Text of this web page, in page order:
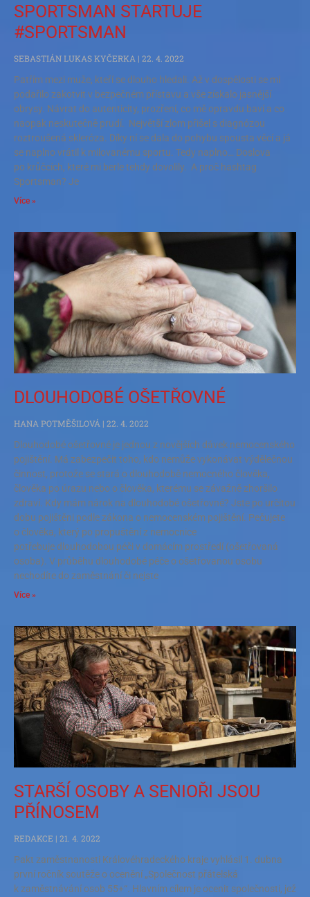
SPORTSMAN STARTUJE
#SPORTSMAN
SEBASTIÁN LUKAS KYČERKA
22. 4. 2022
Patřím mezi muže, kteří se dlouho hledali. Až v dospělosti se mi
podařilo zakotvit v bezpečném přístavu a vše získalo jasnější
obrysy. Návrat do autenticity, prozření, co mě opravdu baví a co
naopak neskutečně prudí. Největší zlom přišel s diagnózou
roztroušená skleróza. Díky ní se dala do pohybu spousta věcí a já
se naplno vrátil k milovanému sportu. Tedy naplno… Doslova
po krůčcích, které mi berle tehdy dovolily. A proč hashtag
Sportsman? Je
Více »
DLOUHODOBÉ OŠETŘOVNÉ
HANA POTMĚŠILOVÁ
22. 4. 2022
Dlouhodobé ošetřovné je jednou z novějších dávek nemocenského
pojištění. Má zabezpečit toho, kdo nemůže vykonávat výdělečnou
činnost, protože se stará o dlouhodobě nemocného člověka,
člověka po úrazu nebo o člověka, kterému se závažně zhoršilo
zdraví. Kdy mám nárok na dlouhodobé ošetřovné? Jste po určitou
dobu pojištěni podle zákona o nemocenském pojištění. Pečujete
o člověka, který po propuštění z nemocnice
potřebuje dlouhodobou péči v domácím prostředí (ošetřovaná
osoba). V průběhu dlouhodobé péče o ošetřovanou osobu
nechodíte do zaměstnání či nejste
Více »
STARŠÍ OSOBY A SENIOŘI JSOU
PŘÍNOSEM
REDAKCE
21. 4. 2022
Pakt zaměstnanosti Královéhradeckého kraje vyhlásil 1. dubna
první ročník soutěže o ocenění „Společnost přátelská
k zaměstnávání osob 55+“. Hlavním cílem je ocenit společnosti, jež